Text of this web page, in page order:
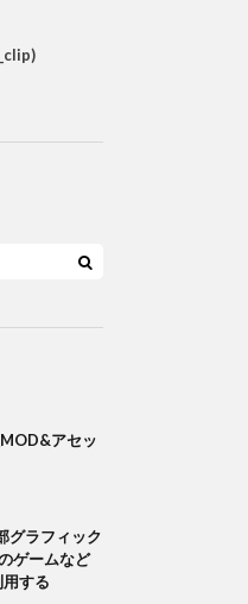
アセッ
グラフィック
ゲームなど
する